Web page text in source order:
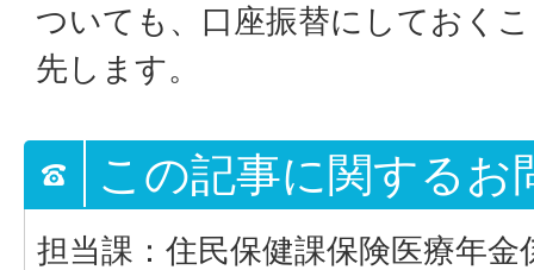
ついても、口座振替にしておく
先します。
この記事に関するお
担当課：住民保健課保険医療年金